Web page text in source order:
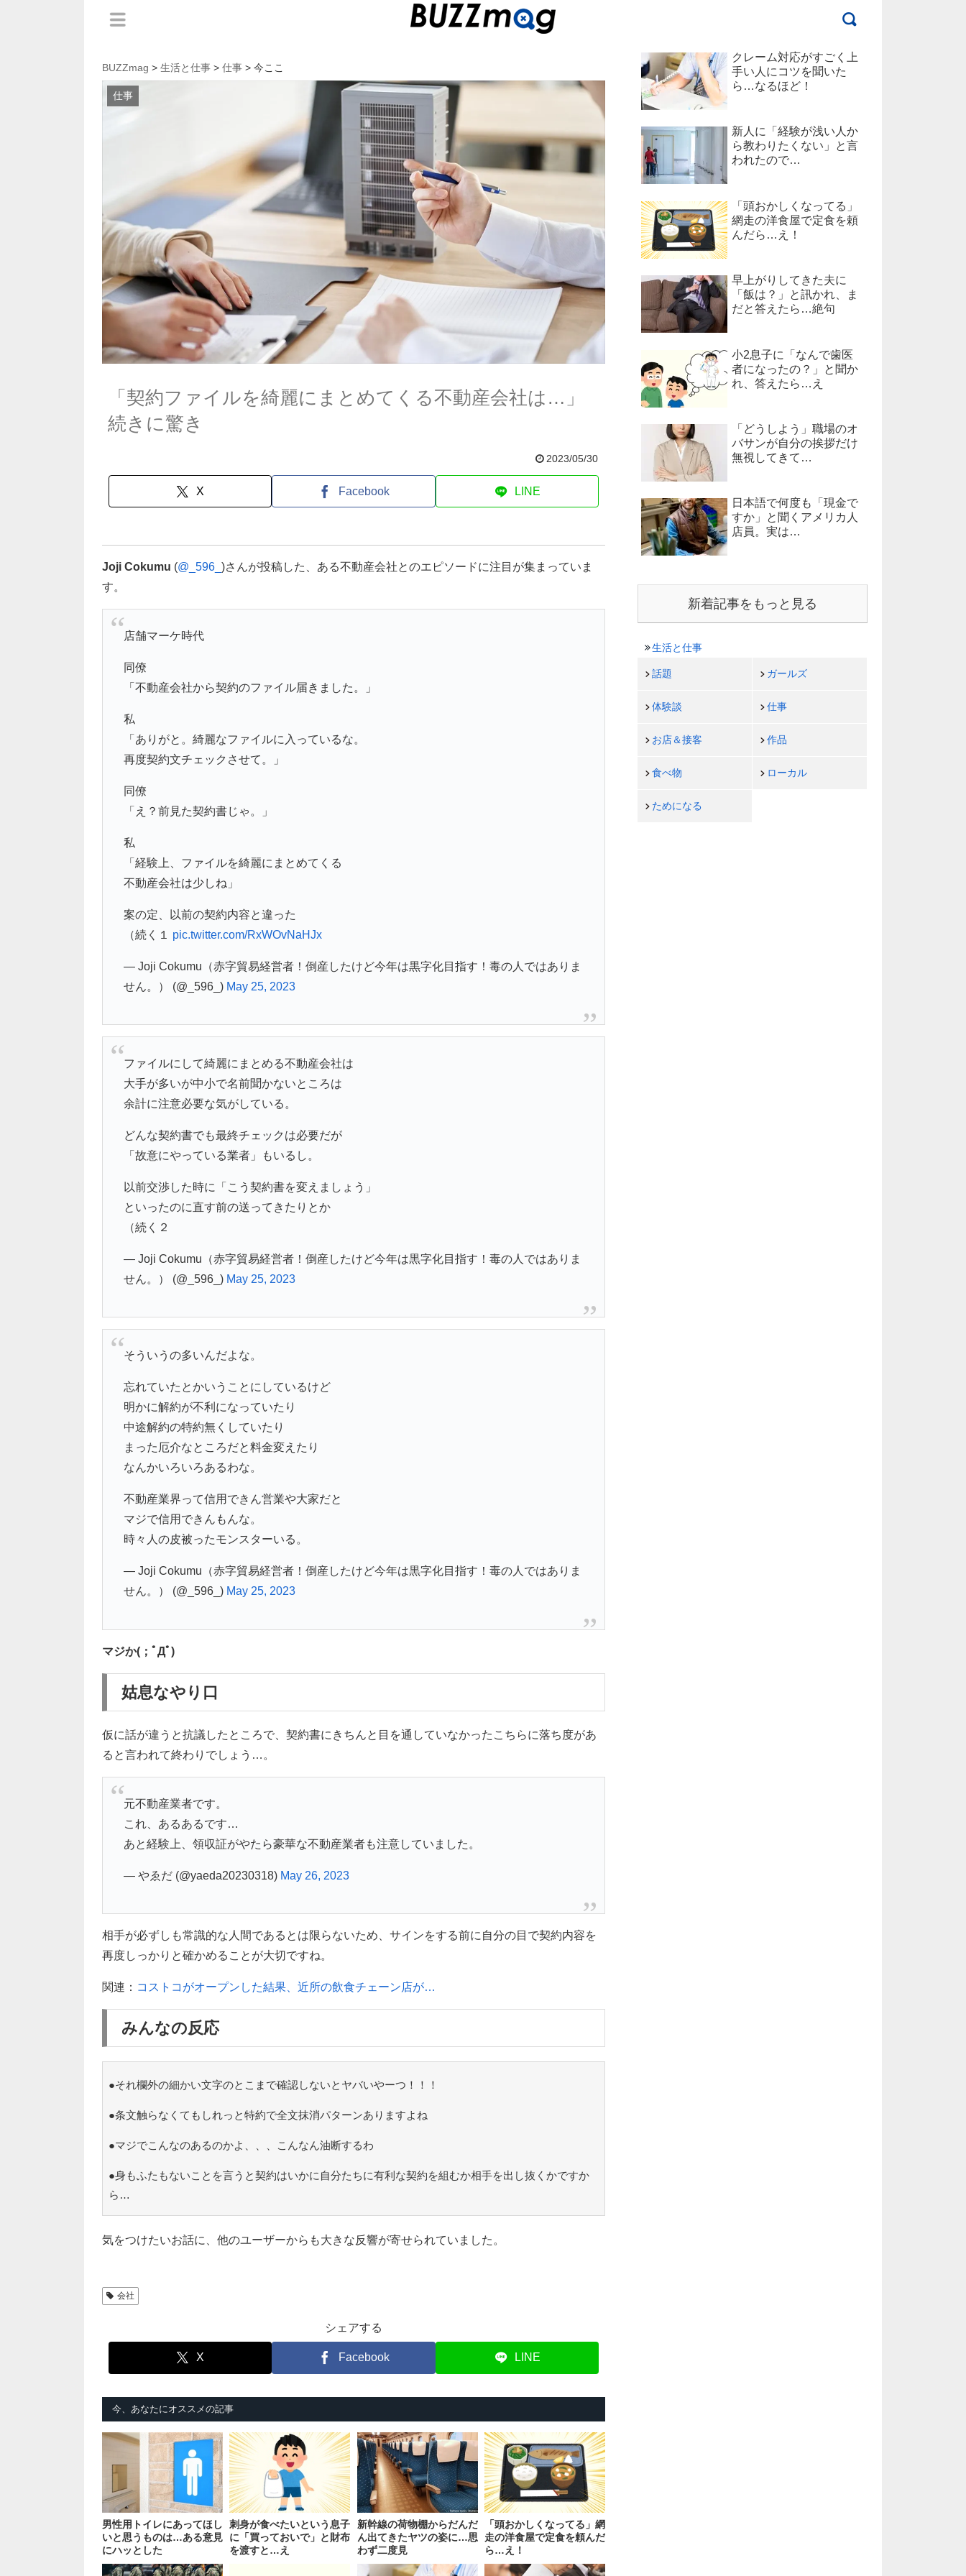
BUZZmag > 生活と仕事 > 仕事 > 今ここ
仕事
「契約ファイルを綺麗にまとめてくる不動産会社は…」
続きに驚き
2023/05/30
X Facebook LINE
Joji Cokumu (@_596_ )さんが投稿した、ある不動産会社とのエピソードに注目が集まっていま
す。
店舗マーケ時代
同僚
「不動産会社から契約のファイル届きました。」
私
「ありがと。綺麗なファイルに入っているな。
再度契約文チェックさせて。」
同僚
「え？前見た契約書じゃ。」
私
「経験上、ファイルを綺麗にまとめてくる
不動産会社は少しね」
案の定、以前の契約内容と違った
（続く１ pic.twitter.com/RxWOvNaHJx
— Joji Cokumu（赤字貿易経営者！倒産したけど今年は黒字化目指す！毒の人ではありま
せん。） (@_596_) May 25, 2023
ファイルにして綺麗にまとめる不動産会社は
大手が多いが中小で名前聞かないところは
余計に注意必要な気がしている。
どんな契約書でも最終チェックは必要だが
「故意にやっている業者」もいるし。
以前交渉した時に「こう契約書を変えましょう」
といったのに直す前の送ってきたりとか
（続く２
— Joji Cokumu（赤字貿易経営者！倒産したけど今年は黒字化目指す！毒の人ではありま
せん。） (@_596_) May 25, 2023
そういうの多いんだよな。
忘れていたとかいうことにしているけど
明かに解約が不利になっていたり
中途解約の特約無くしていたり
まった厄介なところだと料金変えたり
なんかいろいろあるわな。
不動産業界って信用できん営業や大家だと
マジで信用できんもんな。
時々人の皮被ったモンスターいる。
— Joji Cokumu（赤字貿易経営者！倒産したけど今年は黒字化目指す！毒の人ではありま
せん。） (@_596_) May 25, 2023
マジか(；ﾟДﾟ)
姑息なやり口
仮に話が違うと抗議したところで、契約書にきちんと目を通していなかったこちらに落ち度があ
ると言われて終わりでしょう…。
元不動産業者です。
これ、あるあるです…
あと経験上、領収証がやたら豪華な不動産業者も注意していました。
— やゑだ (@yaeda20230318) May 26, 2023
相手が必ずしも常識的な人間であるとは限らないため、サインをする前に自分の目で契約内容を
再度しっかりと確かめることが大切ですね。
関連： コストコがオープンした結果、近所の飲食チェーン店が…
みんなの反応
●それ欄外の細かい文字のとこまで確認しないとヤバいやーつ！！！
●条文触らなくてもしれっと特約で全文抹消パターンありますよね
●マジでこんなのあるのかよ、、、こんなん油断するわ
●身もふたもないことを言うと契約はいかに自分たちに有利な契約を組むか相手を出し抜くかですか
ら…
気をつけたいお話に、他のユーザーからも大きな反響が寄せられていました。
会社
シェアする
X Facebook LINE
今、あなたにオススメの記事
男性用トイレにあってほし
いと思うものは…ある意見
にハッとした
刺身が食べたいという息子
に「買っておいで」と財布
を渡すと…え
新幹線の荷物棚からだんだ
ん出てきたヤツの姿に…思
わず二度見
「頭おかしくなってる」網
走の洋食屋で定食を頼んだ
ら…え！
クレーム対応がすごく上
手い人にコツを聞いた
ら…なるほど！
新人に「経験が浅い人か
ら教わりたくない」と言
われたので…
「頭おかしくなってる」
網走の洋食屋で定食を頼
んだら…え！
早上がりしてきた夫に
「飯は？」と訊かれ、ま
だと答えたら…絶句
小2息子に「なんで歯医
者になったの？」と聞か
れ、答えたら…え
「どうしよう」職場のオ
バサンが自分の挨拶だけ
無視してきて…
日本語で何度も「現金で
すか」と聞くアメリカ人
店員。実は…
新着記事をもっと見る
生活と仕事
話題 ガールズ
体験談 仕事
お店＆接客 作品
食べ物 ローカル
ためになる